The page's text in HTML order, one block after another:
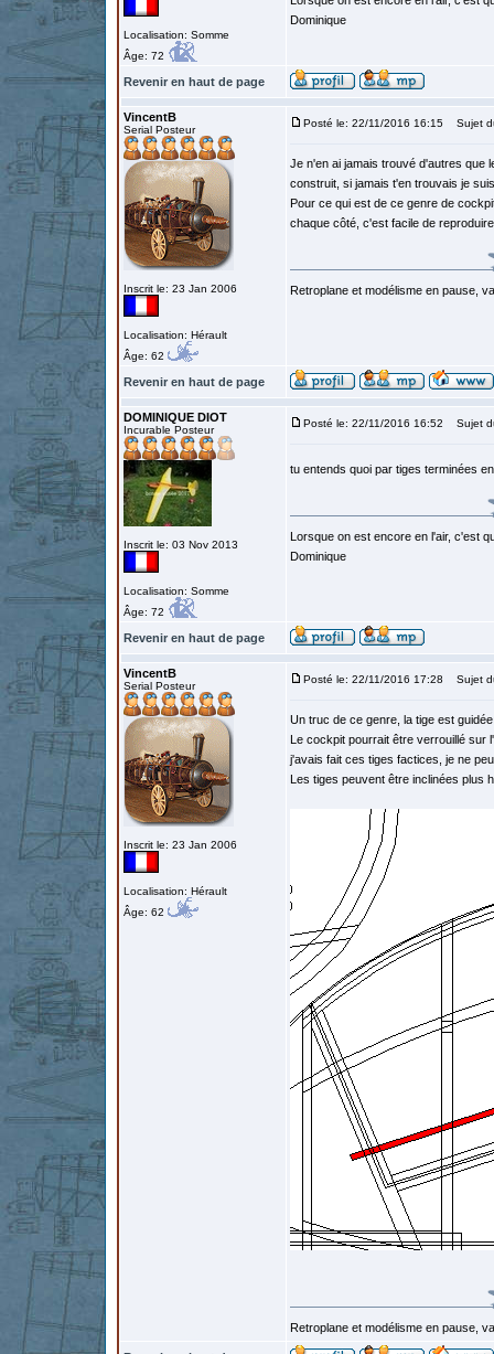
Localisation: Somme
Âge: 72
Dominique
Revenir en haut de page
VincentB
Serial Posteur
Inscrit le: 23 Jan 2006
Localisation: Hérault
Âge: 62
Posté le: 22/11/2016 16:15 Sujet
Je n'en ai jamais trouvé d'autres que
construit, si jamais t'en trouvais je
Pour ce qui est de ce genre de
chaque côté, c'est facile de
Retroplane et modélisme en pause,
Revenir en haut de page
DOMINIQUE DIOT
Incurable Posteur
Inscrit le: 03 Nov 2013
Localisation: Somme
Âge: 72
Posté le: 22/11/2016 16:52 Sujet
tu entends quoi par tiges terminées
Lorsque on est encore en l'air, c'est
Dominique
Revenir en haut de page
VincentB
Serial Posteur
Inscrit le: 23 Jan 2006
Localisation: Hérault
Âge: 62
Posté le: 22/11/2016 17:28 Sujet
Un truc de ce genre, la tige est
Le cockpit pourrait être verrouillé sur
j'avais fait ces tiges factices, je ne
Les tiges peuvent être inclinées plus
Retroplane et modélisme en pause,